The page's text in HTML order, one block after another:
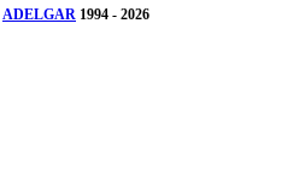
ADELGAR 1994 - 2026